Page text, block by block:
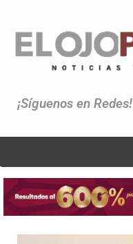
¡Síguenos en Redes!